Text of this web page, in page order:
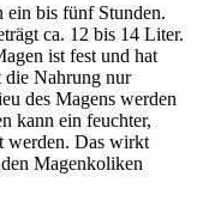
ein bis fünf Stunden.
ca. 12 bis 14 Liter.
ist fest und hat
die Nahrung nur
des Magens werden
kann ein feuchter,
werden. Das wirkt
Magenkoliken